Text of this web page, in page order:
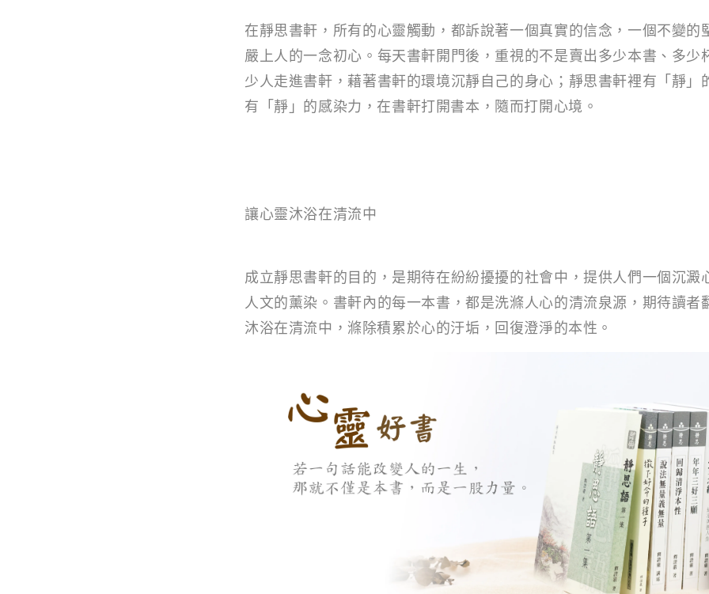
在靜思書軒，所有的心靈觸動，都訴說著一個真實的信念，一個不變的
嚴上人的一念初心。每天書軒開門後，重視的不是賣出多少本書、多少
少人走進書軒，藉著書軒的環境沉靜自己的身心；靜思書軒裡有「靜」
有「靜」的感染力，在書軒打開書本，隨而打開心境。
讓心靈沐浴在清流中
成立靜思書軒的目的，是期待在紛紛擾擾的社會中，提供人們一個沉澱
人文的薰染。書軒內的每一本書，都是洗滌人心的清流泉源，期待讀者
沐浴在清流中，滌除積累於心的汙垢，回復澄淨的本性。